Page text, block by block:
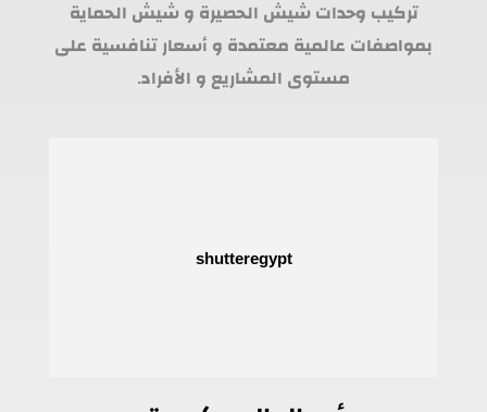
تركيب وحدات شيش الحصيرة و شيش الحماية
بمواصفات عالمية معتمدة و أسعار تنافسية على
مستوى المشاريع و الأفراد.